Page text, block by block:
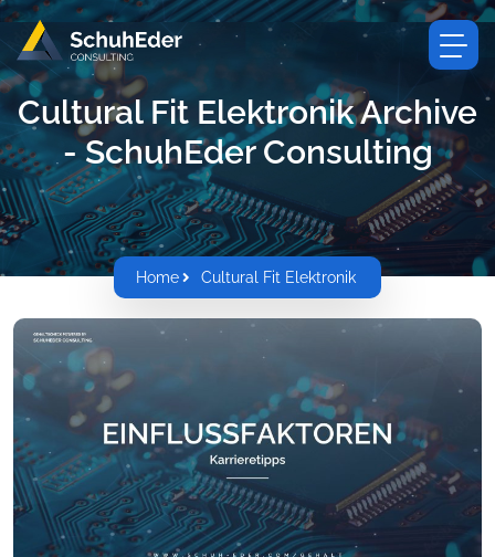
Cultural Fit Elektronik Archive
- SchuhEder Consulting
Home Cultural Fit Elektronik